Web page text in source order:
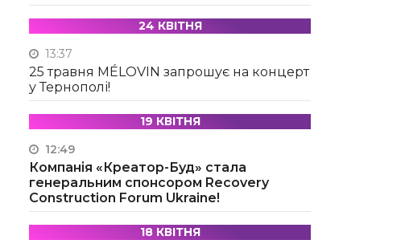
24 КВІТНЯ
13:37
25 травня MÉLOVIN запрошує на концерт
у Тернополі!
19 КВІТНЯ
12:49
Компанія «Креатор-Буд» стала
генеральним спонсором Recovery
Construction Forum Ukraine!
18 КВІТНЯ